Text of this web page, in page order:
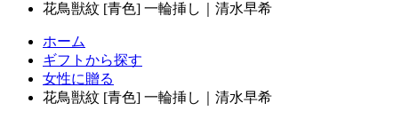
花鳥獣紋 [青色] 一輪挿し｜清水早希
ホーム
ギフトから探す
女性に贈る
花鳥獣紋 [青色] 一輪挿し｜清水早希